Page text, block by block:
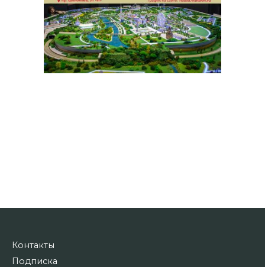
Контакты
Подписка